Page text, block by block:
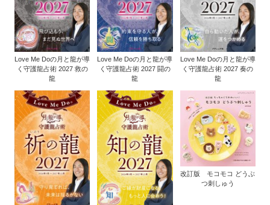
Love Me Doの月と龍が導
く守護龍占術 2027 救の
龍
Love Me Doの月と龍が導
く守護龍占術 2027 闘の
龍
Love Me Doの月と龍が導
く守護龍占術 2027 奏の
龍
改訂版 モコモコ どうぶ
つ刺しゅう